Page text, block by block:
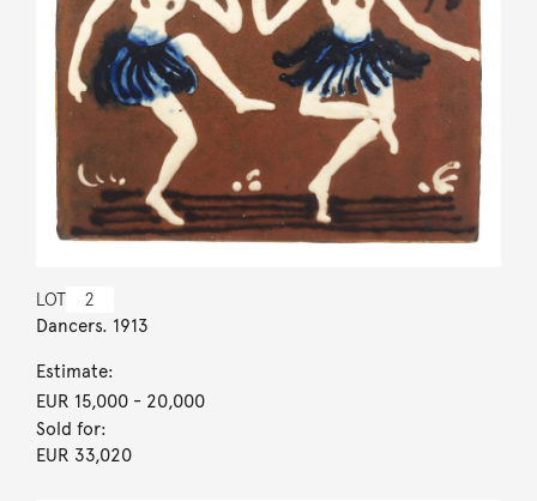
LOT 2
Dancers. 1913
Estimate:
EUR 15,000- 20,000
Sold for:
EUR 33,020